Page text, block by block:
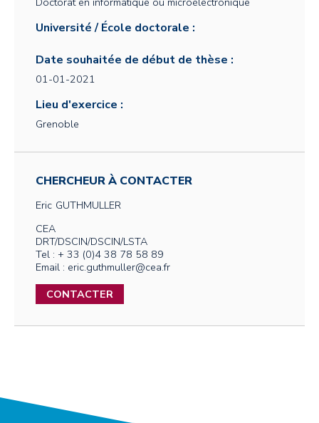
Université / École doctorale :
Date souhaitée de début de thèse :
01-01-2021
Lieu d'exercice :
Grenoble
CHERCHEUR À CONTACTER
Eric GUTHMULLER
CEA
DRT/DSCIN/DSCIN/LSTA
Tel : + 33 (0)4 38 78 58 89
Email : eric.guthmuller@cea.fr
CONTACTER